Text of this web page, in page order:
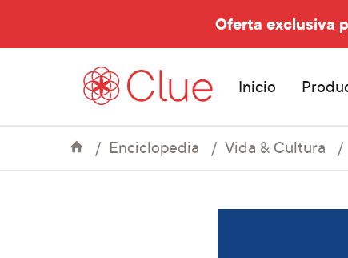
Oferta exclusiva
Inicio
Enciclopedia Vida & Cultura